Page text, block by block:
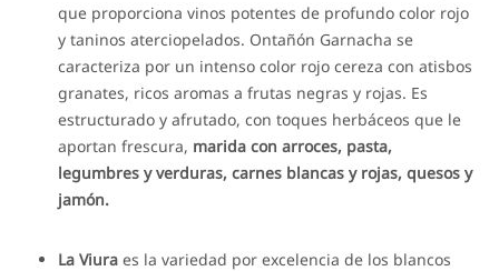
que proporciona vinos potentes de profundo color rojo
y taninos aterciopelados. Ontañón Garnacha se
caracteriza por un intenso color rojo cereza con atisbos
granates, ricos aromas a frutas negras y rojas. Es
estructurado y afrutado, con toques herbáceos que le
aportan frescura, marida con arroces, pasta,
legumbres y verduras, carnes blancas y rojas, quesos y
jamón.
La Viura es la variedad por excelencia de los blancos